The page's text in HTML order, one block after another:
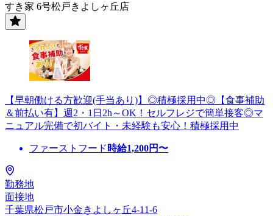
すき家 6号松戸きよしヶ丘店
【早朝働ける方歓迎(手当あり)】◎積極採用中◎【食事補助
＆前払い有】週2・1日2h～OK！セルフレジで簡単接客◎マ
ニュアル完備で初バイト・未経験も安心！積極採用中
ファーストフード 時給1,200円〜
勤務地
面接地
千葉県松戸市小金きよしヶ丘4-11-6